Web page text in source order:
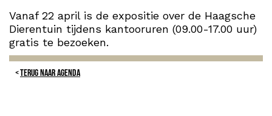
Vanaf 22 april is de expositie over de Haagsche
Dierentuin tijdens kantooruren (09.00-17.00 uur)
gratis te bezoeken.
TERUG NAAR AGENDA